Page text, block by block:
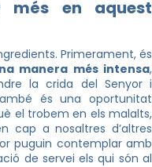
més en aquest
Primerament, és
manera més intensa,
la crida del Senyor i
és una oportunitat
el trobem en els malalts,
cap a nosaltres d’altres
puguin contemplar amb
de servei els qui són al